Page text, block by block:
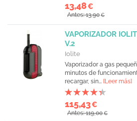
13,48€
Antes: 13,90€
VAPORIZADOR
V.2
Iolite
Vaporizador a gas
minutos de
recargar, sin... [Leer más]
115,43€
Antes: 119,00€